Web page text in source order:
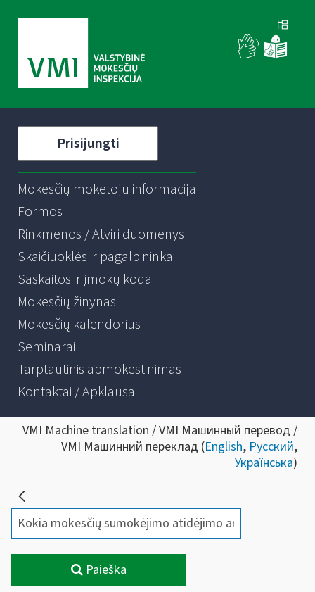
Prisijungti
Mokesčių mokėtojų informacija
Formos
Rinkmenos / Atviri duomenys
Skaičiuoklės ir pagalbininkai
Sąskaitos ir įmokų kodai
Mokesčių žinynas
Mokesčių kalendorius
Seminarai
Tarptautinis apmokestinimas
Kontaktai / Apklausa
VMI Machine translation / VMI Машинный перевод /
VMI Машинний переклад (English, Русский,
Українська)
Paieška